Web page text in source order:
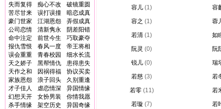
失而复得
痴心不改
破镜重圆
苦尽甘来
误打误撞
暗恋成真
豪门世家
江湖恩怨
弄假成真
公司恋情
清新隽永
阴差阳错
命中注定
前世今生
巧取豪夺
报仇雪恨
春风一度
帝王将相
误会重重
青春校园
细水长流
天之娇子
黑帮情仇
患得患失
天作之和
因祸得福
协议买卖
家族恩怨
浪子回头
久别重逢
才子佳人
虐恋情深
异国情缘
幻想天开
女扮男装
你情我愿
杀手情缘
架空历史
异国奇缘
容儿 (1)
容
容之 (1)
蓉
若清 (1)
如
阮灵 (0)
阮
锐儿 (0)
瑞
若慈 (3)
若
若零 (11)
若
若璇 (7)
若